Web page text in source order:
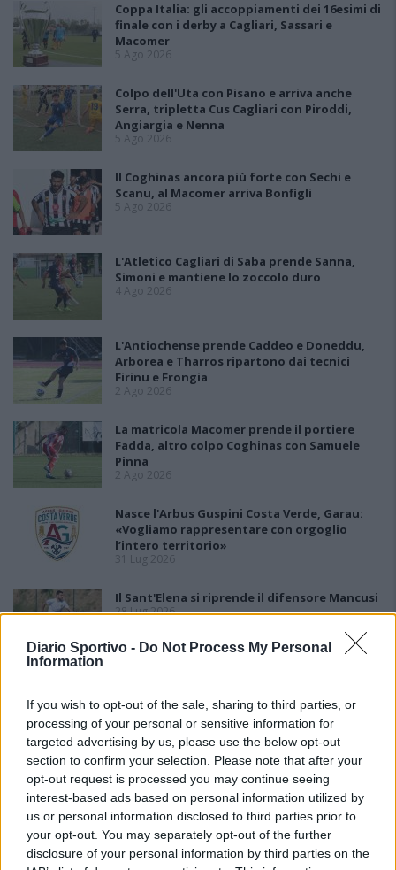
Diario Sportivo - Do Not Process My Personal
Information
If you wish to opt-out of the sale, sharing to third parties, or
processing of your personal or sensitive information for
targeted advertising by us, please use the below opt-out
section to confirm your selection. Please note that after your
opt-out request is processed you may continue seeing
interest-based ads based on personal information utilized by
us or personal information disclosed to third parties prior to
your opt-out. You may separately opt-out of the further
disclosure of your personal information by third parties on the
Coppa Italia: gli accoppiamenti dei 16esimi di
finale con i derby a Cagliari, Sassari e
Macomer
5 Ago 2026
Colpo dell'Uta con Pisano e arriva anche
Serra, tripletta Cus Cagliari con Piroddi,
Angiargia e Nenna
5 Ago 2026
Il Coghinas ancora più forte con Sechi e
Scanu, al Macomer arriva Bonfigli
5 Ago 2026
L'Atletico Cagliari di Saba prende Sanna,
Simoni e mantiene lo zoccolo duro
4 Ago 2026
L'Antiochense prende Caddeo e Doneddu,
Arborea e Tharros ripartono dai tecnici
Firinu e Frongia
2 Ago 2026
La matricola Macomer prende il portiere
Fadda, altro colpo Coghinas con Samuele
Pinna
2 Ago 2026
Nasce l'Arbus Guspini Costa Verde, Garau:
«Vogliamo rappresentare con orgoglio
l’intero territorio»
31 Lug 2026
Il Sant'Elena si riprende il difensore Mancusi
28 Lug 2026